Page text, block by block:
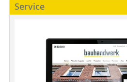
Service